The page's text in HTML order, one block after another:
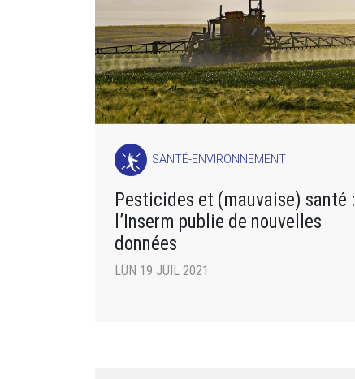
SANTÉ-ENVIRONNEMENT
Pesticides et (mauvaise) santé :
l’Inserm publie de nouvelles
données
LUN 19 JUIL 2021